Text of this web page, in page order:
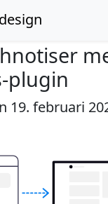
plugin
19. februari